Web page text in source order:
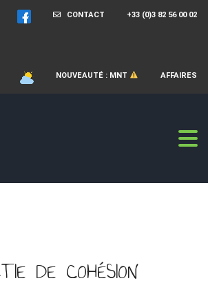
+33 (0)3 82 56 00 02
CONTACT
AFFAIRES
NOUVEAUTÉ : MNT
DE COHÉSION